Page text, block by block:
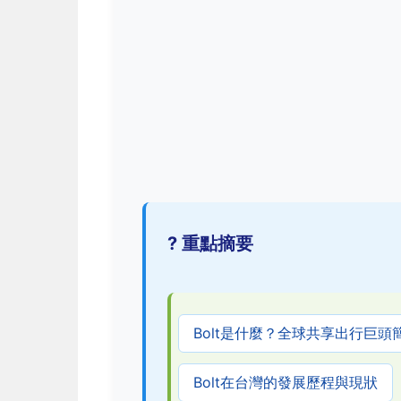
? 重點摘要
Bolt是什麼？全球共享出行巨頭
Bolt在台灣的發展歷程與現狀